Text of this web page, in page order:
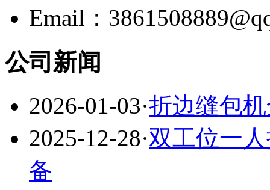
Email：
公司新闻
2026-01-03·折边缝包
2025-12-28·双工位一
备